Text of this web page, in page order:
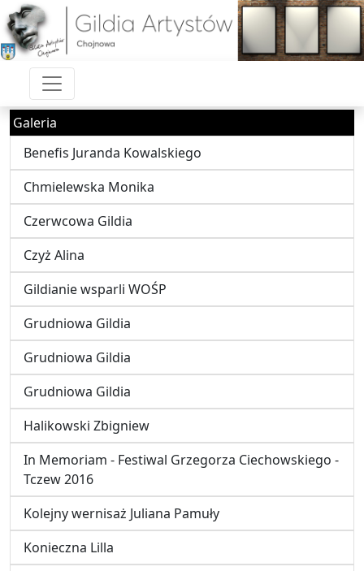
Galeria
Benefis Juranda Kowalskiego
Chmielewska Monika
Czerwcowa Gildia
Czyż Alina
Gildianie wsparli WOŚP
Grudniowa Gildia
Grudniowa Gildia
Grudniowa Gildia
Halikowski Zbigniew
In Memoriam - Festiwal Grzegorza Ciechowskiego -
Tczew 2016
Kolejny wernisaż Juliana Pamuły
Konieczna Lilla